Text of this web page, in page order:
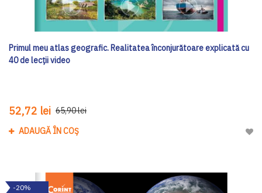
Primul meu atlas geografic. Realitatea înconjurătoare explicată cu
40 de lecții video
52,72 lei 65,90 lei
ADAUGĂ ÎN COȘ
-20%